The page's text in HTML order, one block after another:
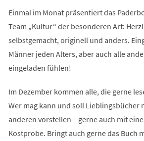
Einmal im Monat präsentiert das
Team „Kultur“ der besonderen Art:
selbstgemacht, originell und anders.
Männer jeden Alters, aber auch alle
eingeladen fühlen!
Im Dezember kommen alle, die gerne
Wer mag kann und soll Lieblingsbücher
anderen vorstellen – gerne auch mit
Kostprobe. Bringt auch gerne das Buch